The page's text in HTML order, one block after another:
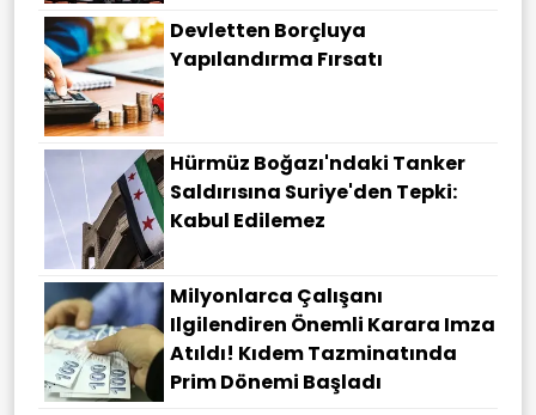
Devletten Borçluya
Yapılandırma Fırsatı
Hürmüz Boğazı'ndaki Tanker
Saldırısına Suriye'den Tepki:
Kabul Edilemez
Milyonlarca Çalışanı
Ilgilendiren Önemli Karara Imza
Atıldı! Kıdem Tazminatında
Prim Dönemi Başladı